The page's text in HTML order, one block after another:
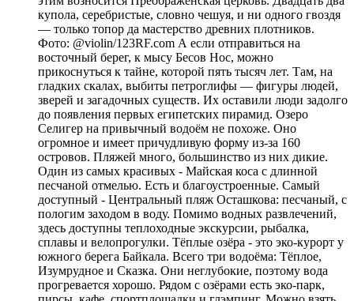
купола, серебристые, словно чешуя, и ни одного гвоздя
— только топор да мастерство древних плотников.
Фото: @violin/123RF.com А если отправиться на
восточный берег, к мысу Бесов Нос, можно
прикоснуться к тайне, которой пять тысяч лет. Там, на
гладких скалах, выбиты петроглифы — фигуры людей,
зверей и загадочных существ. Их оставили люди задолго
до появления первых египетских пирамид. Озеро
Селигер на привычный водоём не похоже. Оно
огромное и имеет причудливую форму из-за 160
островов. Пляжей много, большинство из них дикие.
Один из самых красивых - Майская коса с длинной
песчаной отмелью. Есть и благоустроенные. Самый
доступный - Центральный пляж Осташкова: песчаный, с
пологим заходом в воду. Помимо водных развлечений,
здесь доступны теплоходные экскурсии, рыбалка,
сплавы и велопрогулки. Тёплые озёра - это эко-курорт у
южного берега Байкала. Всего три водоёма: Тёплое,
Изумрудное и Сказка. Они неглубокие, поэтому вода
прогревается хорошо. Рядом с озёрами есть эко-парк,